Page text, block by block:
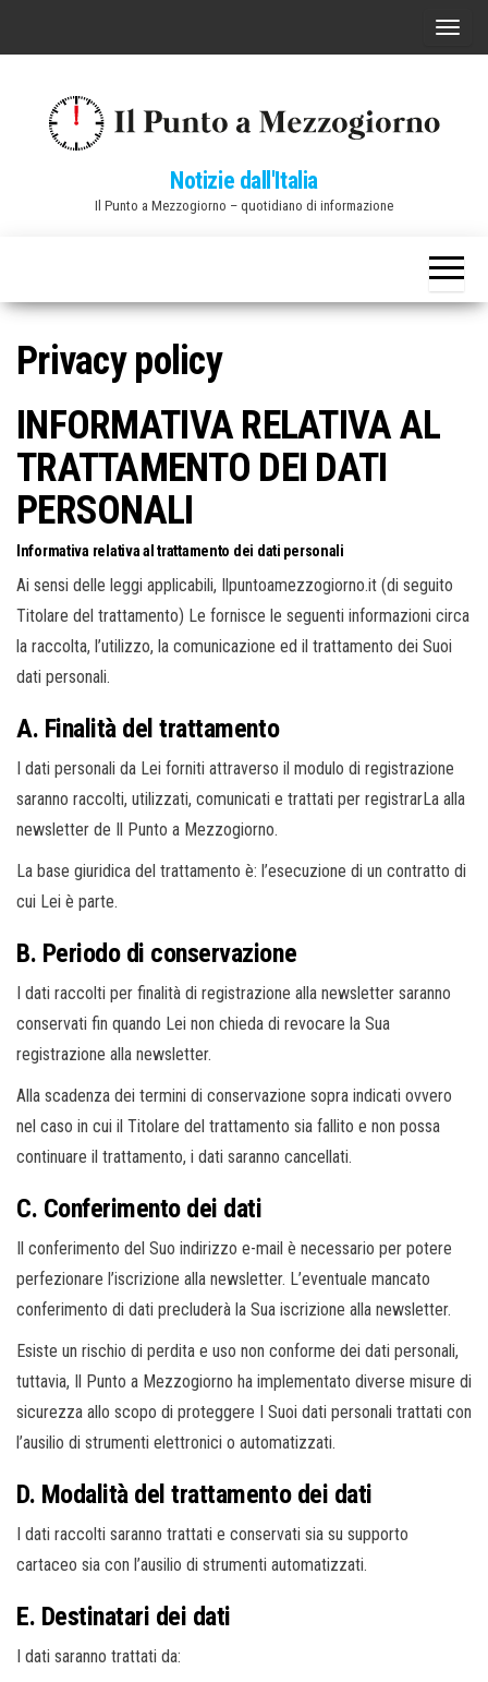
C
a
v
Notizie dall'Italia
Il Punto a Mezzogiorno – quotidiano di informazione
Privacy policy
INFORMATIVA RELATIVA AL
TRATTAMENTO DEI DATI
PERSONALI
Informativa relativa al trattamento dei dati personali
Ai sensi delle leggi applicabili, Ilpuntoamezzogiorno.it (di seguito
Titolare del trattamento) Le fornisce le seguenti informazioni circa
la raccolta, l’utilizzo, la comunicazione ed il trattamento dei Suoi
dati personali.
A. Finalità del trattamento
I dati personali da Lei forniti attraverso il modulo di registrazione
saranno raccolti, utilizzati, comunicati e trattati per registrarLa alla
newsletter de Il Punto a Mezzogiorno.
La base giuridica del trattamento è: l’esecuzione di un contratto di
cui Lei è parte.
B. Periodo di conservazione
I dati raccolti per finalità di registrazione alla newsletter saranno
conservati fin quando Lei non chieda di revocare la Sua
registrazione alla newsletter.
Alla scadenza dei termini di conservazione sopra indicati ovvero
nel caso in cui il Titolare del trattamento sia fallito e non possa
continuare il trattamento, i dati saranno cancellati.
C. Conferimento dei dati
Il conferimento del Suo indirizzo e-mail è necessario per potere
perfezionare l’iscrizione alla newsletter. L’eventuale mancato
conferimento di dati precluderà la Sua iscrizione alla newsletter.
Esiste un rischio di perdita e uso non conforme dei dati personali,
tuttavia, Il Punto a Mezzogiorno ha implementato diverse misure di
sicurezza allo scopo di proteggere I Suoi dati personali trattati con
l’ausilio di strumenti elettronici o automatizzati.
D. Modalità del trattamento dei dati
I dati raccolti saranno trattati e conservati sia su supporto
cartaceo sia con l’ausilio di strumenti automatizzati.
E. Destinatari dei dati
I dati saranno trattati da: